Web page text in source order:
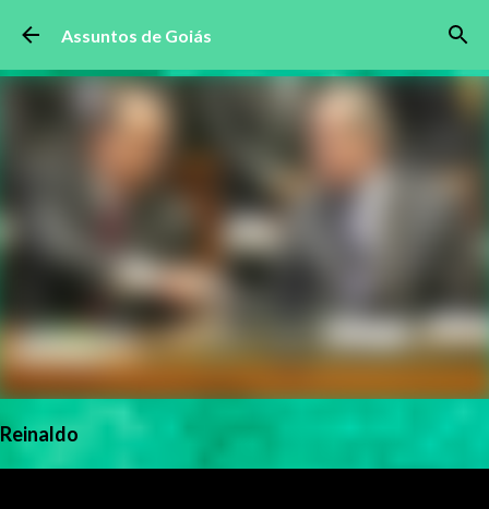
Pular para o conteúdo principal
Assuntos de Goiás
Reinaldo